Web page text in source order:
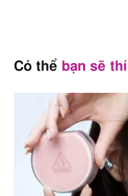
Có thể bạn sẽ